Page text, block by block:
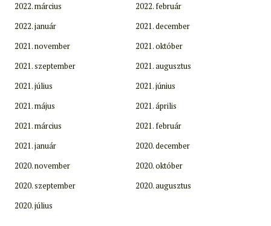
2022. március
2022. február
2022. január
2021. december
2021. november
2021. október
2021. szeptember
2021. augusztus
2021. július
2021. június
2021. május
2021. április
2021. március
2021. február
2021. január
2020. december
2020. november
2020. október
2020. szeptember
2020. augusztus
2020. július